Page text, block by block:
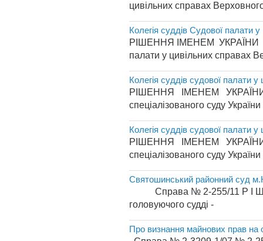
цивільних справах
Колегія суддів Судової палати
РІШЕННЯ ІМЕНЕМ
палати у цивільних справах
Колегія суддів судової палати
РІШЕННЯ ІМЕНЕМ УКРАЇНИ
спеціалізованого суду
Колегія суддів судової палати
РІШЕННЯ ІМЕНЕМ УКРАЇНИ
спеціалізованого суду
Святошинський районний суд
Справа № 2-255/11 Р І Ш Е
головуючого
Про визнання майнових прав на